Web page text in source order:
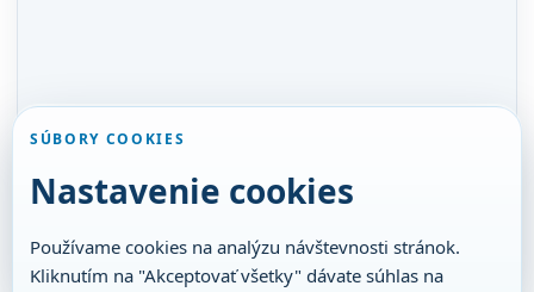
SÚBORY COOKIES
Nastavenie cookies
Používame cookies na analýzu návštevnosti stránok.
Kliknutím na "Akceptovať všetky" dávate súhlas na